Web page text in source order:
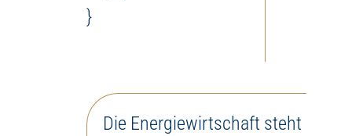
}
Die Energiewirtschaft steht